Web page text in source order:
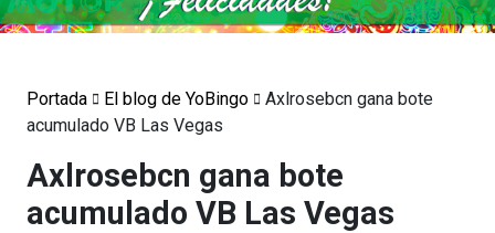
Portada El blog de YoBingo
Axlrosebcn gana bote
acumulado VB Las Vegas
Axlrosebcn gana bote
acumulado VB Las Vegas